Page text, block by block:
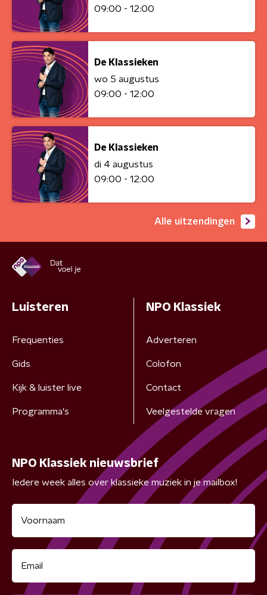
09:00 - 12:00
De Klassieken
wo 5 augustus
09:00 - 12:00
De Klassieken
di 4 augustus
09:00 - 12:00
Alle uitzendingen
Luisteren
Frequenties
Gids
Kijk & luister live
Programma's
NPO Klassiek
Adverteren
Colofon
Contact
Veelgestelde vragen
NPO Klassiek nieuwsbrief
Iedere week alles over klassieke muziek in je mailbox!